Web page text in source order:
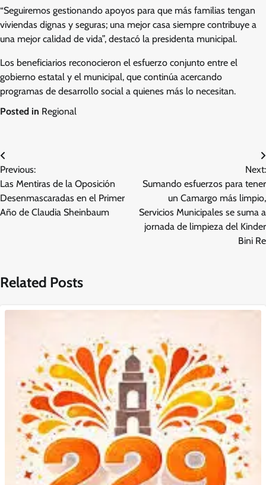
“Seguiremos gestionando apoyos para que más familias tengan
viviendas dignas y seguras; una mejor casa siempre contribuye a
una mejor calidad de vida”, destacó la presidenta municipal.
Los beneficiarios reconocieron el esfuerzo conjunto entre el
gobierno estatal y el municipal, que continúa acercando
programas de desarrollo social a quienes más lo necesitan.
Posted in Regional
Navegación
de
entradas
Previous:
Las Mentiras de la Oposición
Desenmascaradas en el Primer
Año de Claudia Sheinbaum
Next:
Sumando esfuerzos para tener
un Camargo más limpio,
Servicios Municipales se suma a
jornada de limpieza del Kinder
Bini Re
Related Posts